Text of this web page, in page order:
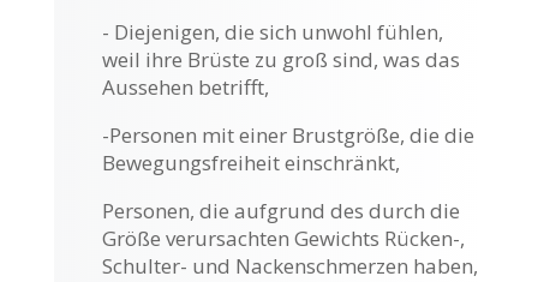
- Diejenigen, die sich unwohl fühlen,
weil ihre Brüste zu groß sind, was das
Aussehen betrifft,
-Personen mit einer Brustgröße, die die
Bewegungsfreiheit einschränkt,
Personen, die aufgrund des durch die
Größe verursachten Gewichts Rücken-,
Schulter- und Nackenschmerzen haben,